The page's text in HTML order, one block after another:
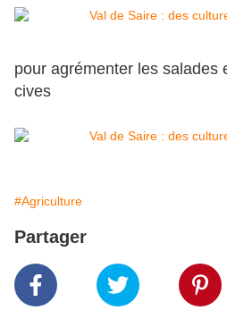
pour agrémenter les salades
cives
#Agriculture
Partager